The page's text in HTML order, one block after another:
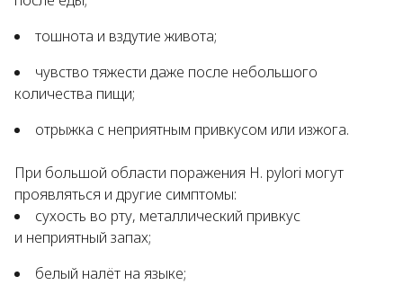
тошнота и вздутие живота;
чувство тяжести даже после небольшого
количества пищи;
отрыжка с неприятным привкусом или изжога.
При большой области поражения H. pylori могут
проявляться и другие симптомы:
сухость во рту, металлический привкус
и неприятный запах;
белый налёт на языке;